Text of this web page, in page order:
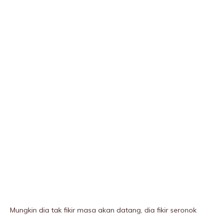
Mungkin dia tak fikir masa akan datang, dia fikir seronok